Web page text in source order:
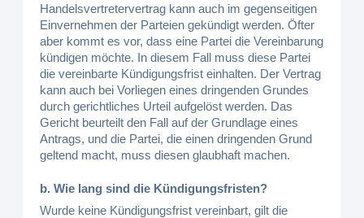
Handelsvertretervertrag kann auch im gegenseitigen
Einvernehmen der Parteien gekündigt werden. Öfter
aber kommt es vor, dass eine Partei die Vereinbarung
kündigen möchte. In diesem Fall muss diese Partei
die vereinbarte Kündigungsfrist einhalten. Der Vertrag
kann auch bei Vorliegen eines dringenden Grundes
durch gerichtliches Urteil aufgelöst werden. Das
Gericht beurteilt den Fall auf der Grundlage eines
Antrags, und die Partei, die einen dringenden Grund
geltend macht, muss diesen glaubhaft machen.
b. Wie lang sind die Kündigungsfristen?
Wurde keine Kündigungsfrist vereinbart, gilt die